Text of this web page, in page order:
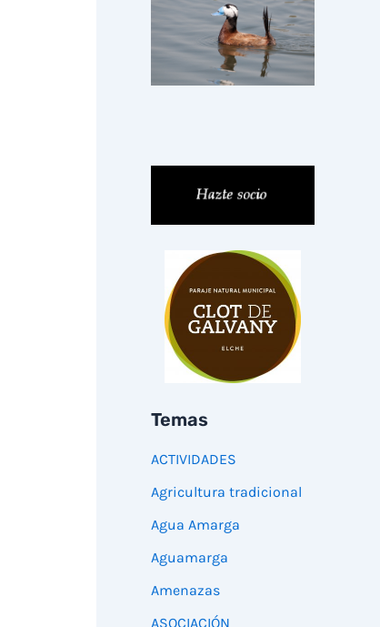
Temas
ACTIVIDADES
Agricultura tradicional
Agua Amarga
Aguamarga
Amenazas
ASOCIACIÓN